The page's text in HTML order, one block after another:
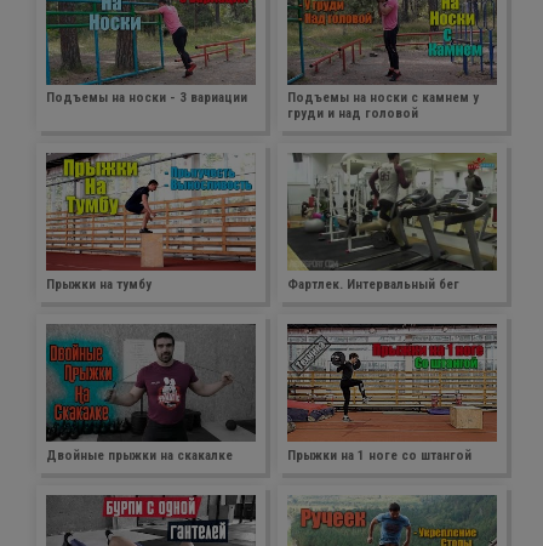
Подъемы на носки - 3 вариации
Подъемы на носки с камнем у
груди и над головой
Прыжки на тумбу Фартлек. Интервальный бег
Двойные прыжки на скакалке Прыжки на 1 ноге со штангой